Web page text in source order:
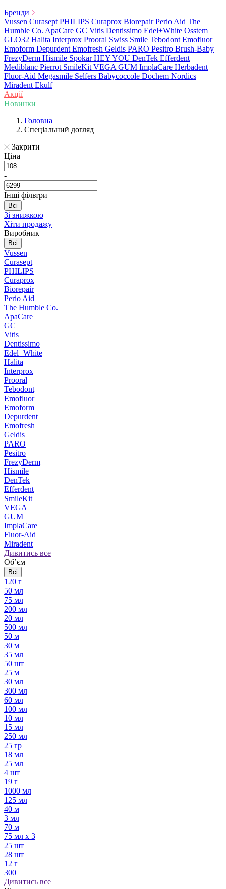
Бренди
Vussen Curasept PHILIPS Curaprox Biorepair Perio Aid The
Humble Co. ApaCare GC Vitis Dentissimo Edel+White Osstem
GLO32 Halita Interprox Prooral Swiss Smile Tebodont Emofluor
Emoform Depurdent Emofresh Geldis PARO Pesitro Brush-Baby
FrezyDerm Hismile Spokar HEY YOU DenTek Efferdent
Mediblanc Pierrot SmileKit VEGA GUM ImplaCare Herbadent
Fluor-Aid Megasmile Selfers Babycoccole Dochem Nordics
Miradent Ekulf
Акції
Новинки
Головна
Спеціальний догляд
Закрити
Ціна
-
Інші фільтри
Всі
Зі знижкою
Хіти продажу
Виробник
Всі
Vussen
Curasept
PHILIPS
Curaprox
Biorepair
Perio Aid
The Humble Co.
ApaCare
GC
Vitis
Dentissimo
Edel+White
Halita
Interprox
Prooral
Tebodont
Emofluor
Emoform
Depurdent
Emofresh
Geldis
PARO
Pesitro
FrezyDerm
Hismile
DenTek
Efferdent
SmileKit
VEGA
GUM
ImplaCare
Fluor-Aid
Miradent
Дивитись все
Обʼєм
Всі
120 г
50 мл
75 мл
200 мл
20 мл
500 мл
50 м
30 м
35 мл
50 шт
25 м
30 мл
300 мл
60 мл
100 мл
10 мл
15 мл
250 мл
25 гр
18 мл
25 мл
4 шт
19 г
1000 мл
125 мл
40 м
3 мл
70 м
75 мл х 3
25 шт
28 шт
12 г
300
Дивитись все